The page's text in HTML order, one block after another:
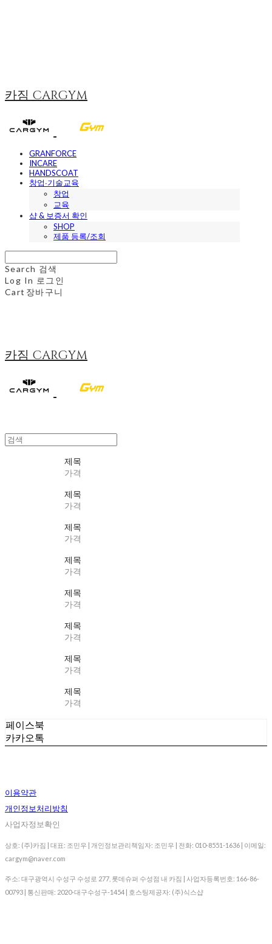
카짐 CARGYM
GRANFORCE
INCARE
HANDSCOAT
창업∙기술교육
창업
교육
샵 & 보증서 확인
SHOP
제품 등록/조회
Search 검색
Log In 로그인
Cart 장바구니
카짐 CARGYM
제목
가격
제목
가격
제목
가격
제목
가격
제목
가격
제목
가격
제목
가격
제목
가격
페이스북
카카오톡
이용약관
개인정보처리방침
사업자정보확인
상호: (주)카짐 | 대표: 조민우 | 개인정보관리책임자: 조민우 | 전화: 010-8551-1636 | 이메일:
cargym@naver.com
주소: 대구광역시 수성구 수성로 277, 롯데슈퍼 수성점 내 카짐 | 사업자등록번호: 166-86-
00793 | 통신판매: 2020-대구수성구-1454 | 호스팅제공자: (주)식스샵